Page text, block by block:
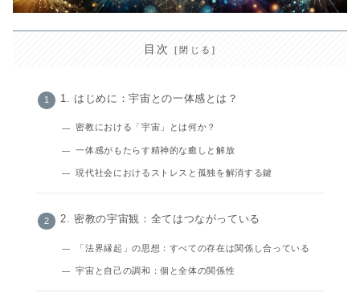
目次
1. はじめに：宇宙との一体感とは？
密教における「宇宙」とは何か？
一体感がもたらす精神的な癒しと解放
現代社会におけるストレスと孤独を解消する鍵
2. 密教の宇宙観：全てはつながっている
「法界縁起」の思想：すべての存在は関係し合っている
宇宙と自己の調和：個と全体の関係性